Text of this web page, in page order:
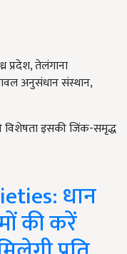
प्रदेश, तेलंगाना
अनुसंधान संस्थान,
विशेषता इसकी जिंक-समृद्ध
धान
की करें